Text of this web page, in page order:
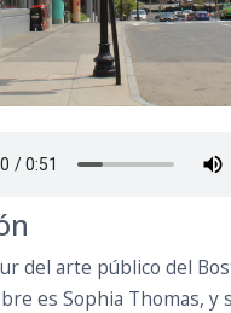
del arte público del
es Sophia Thomas, y